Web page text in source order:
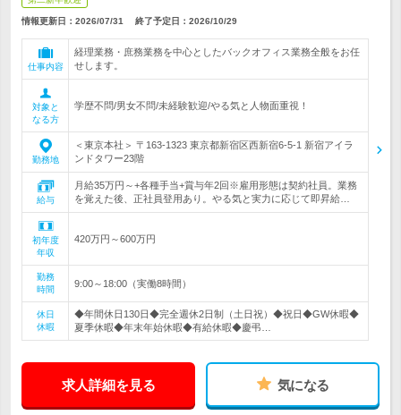
情報更新日：2026/07/31 終了予定日： 2026/10/29
仕事内容
経理業務・庶務業務を中心としたバックオフィス業務全般をお任
せします。
対象と
なる方
学歴不問/男女不問/未経験歓迎/やる気と人物面重視！
勤務地
＜東京本社＞ 〒163-1323 東京都新宿区西新宿6-5-1 新宿アイラ
ンドタワー23階
給与
月給35万円～+各種手当+賞与年2回※雇用形態は契約社員。業務
を覚えた後、正社員登用あり。やる気と実力に応じて即昇給…
初年度
年収
420万円～600万円
勤務
時間
9:00～18:00（実働8時間）
休日
休暇
◆年間休日130日◆完全週休2日制（土日祝）◆祝日◆GW休暇◆
夏季休暇◆年末年始休暇◆有給休暇◆慶弔…
求人詳細を見る 気になる